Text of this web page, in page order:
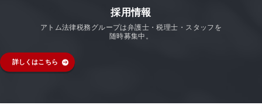
採用情報
アトム法律税務グループは弁護士・税理士・スタッフを
随時募集中。
詳しくはこちら